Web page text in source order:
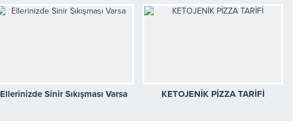
Ellerinizde Sinir Sıkışması Varsa KETOJENİK PİZZA TARİFİ